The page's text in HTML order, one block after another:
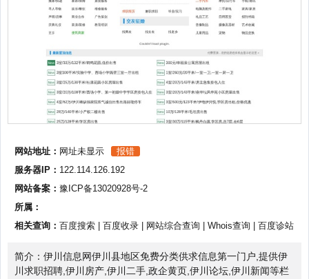
网站地址： 网址未显示
报错
服务器IP： 122.114.126.192
网站备案： 豫ICP备13020928号-2
所属：
相关查询： 百度搜索 百度收录 网站综合查询 Whois查询 百度诊站
简介：伊川信息网伊川县地区免费分类供求信息第一门户,提供伊
川求职招聘,伊川房产,伊川二手,政企黄页,伊川论坛,伊川新闻等栏